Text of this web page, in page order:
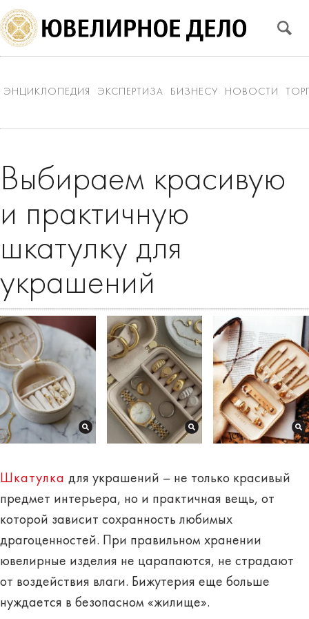
ЭНЦИКЛОПЕДИЯ ЭКСПЕРТИЗА БИЗНЕСУ НОВОСТИ
Выбираем красивую
и практичную
шкатулку для
украшений
Шкатулка для украшений – не только красивый
предмет интерьера, но и практичная вещь, от
которой зависит сохранность любимых
драгоценностей. При правильном хранении
ювелирные изделия не царапаются, не страдают
от воздействия влаги. Бижутерия еще больше
нуждается в безопасном «жилище».